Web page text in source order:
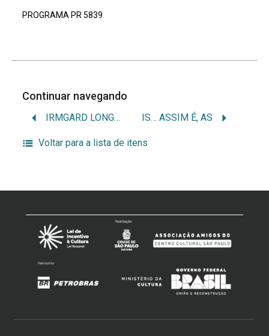
PROGRAMA PR 5839
Continuar navegando
IRMGARD LONGMAN IS… ASSIM É, AS
Voltar para a lista de itens